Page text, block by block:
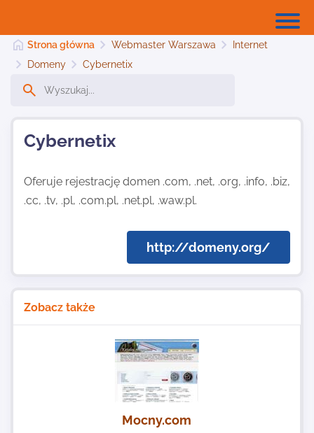
Dodaj stronę
Najnowsze
Strona główna Webmaster Warszawa
Internet
Domeny
Cybernetix
Cybernetix
Oferuje rejestrację domen .com, .net, .org, .info, .biz,
.cc, .tv, .pl, .com.pl, .net.pl, .waw.pl.
http://domeny.org/
Zobacz także
Mocny.com